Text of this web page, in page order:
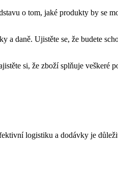
o tom, jaké produkty by se
a daně. Ujistěte se, že budete
si, že zboží splňuje veškeré
logistiku a dodávky je